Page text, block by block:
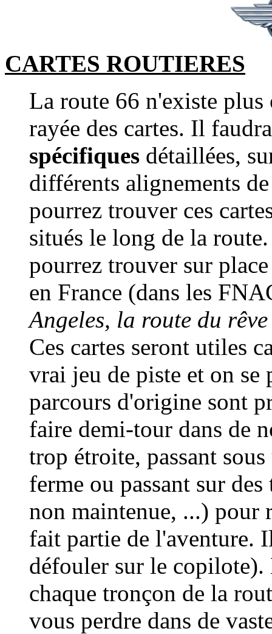
CARTES ROUTIERES
La route 66 n'existe
rayée des cartes. Il
spécifiques détaillées,
différents alignements
pourrez trouver ces
situés le long de la
pourrez trouver sur
en France (dans les
Angeles, la route du
Ces cartes seront utiles
vrai jeu de piste et on se
parcours d'origine sont
faire demi-tour dans de
trop étroite, passant
ferme ou passant sur
non maintenue, ...) pour
fait partie de l'aventure.
défouler sur le copilote).
chaque tronçon de la
vous perdre dans de